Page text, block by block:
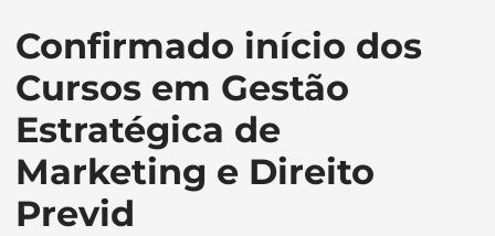
Confirmado início dos
Cursos em Gestão
Estratégica de
Marketing e Direito
Previd